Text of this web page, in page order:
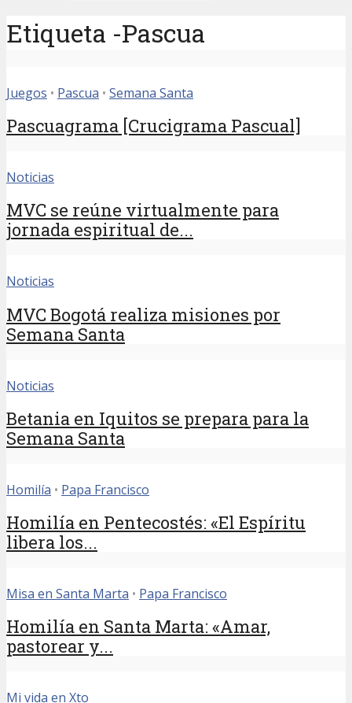
Etiqueta -Pascua
Juegos • Pascua • Semana Santa
Pascuagrama [Crucigrama Pascual]
Noticias
MVC se reúne virtualmente para
jornada espiritual de...
Noticias
MVC Bogotá realiza misiones por
Semana Santa
Noticias
Betania en Iquitos se prepara para la
Semana Santa
Homilía • Papa Francisco
Homilía en Pentecostés: «El Espíritu
libera los...
Misa en Santa Marta • Papa Francisco
Homilía en Santa Marta: «Amar,
pastorear y...
Mi vida en Xto